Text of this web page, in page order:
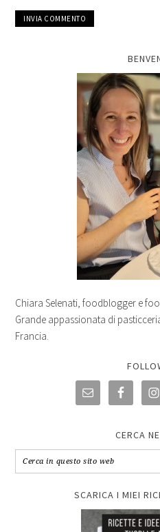
Chiara Selenati, foodblogger e
Grande appassionata di
Francia.
CERCA
SCARICA I MIEI